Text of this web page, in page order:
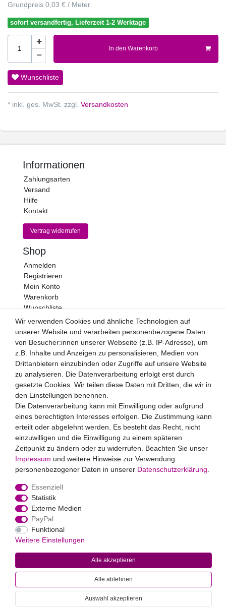
Grundpreis 0,03 € / Meter
sofort versandfertig, Lieferzeit 1-2 Werktage
In den Warenkorb
Wunschliste
* inkl. ges. MwSt. zzgl. Versandkosten
Informationen
Zahlungsarten
Versand
Hilfe
Kontakt
Vertrag widerrufen
Shop
Anmelden
Registrieren
Mein Konto
Warenkorb
Wunschliste
Newsletter
E-MAIL **
Newsletter
Honig
Hiermit bestätige ich, dass ich dieDaten­schutz­erklärung
gelesen habe. Meine Einwilligung kann ich jederzeit
widerrufen.**
Abonnieren
Zahlungsarten
Widerrufs­recht
Markus Baur Premium Weddings. Alle Rechte vorbehalten.
Alle Preise inklusive gesetzlicher Mehrwertsteuer und
Versandkosten. * Pflichtfeld
Wir verwenden Cookies und ähnliche Technologien auf
unserer Website und verarbeiten personenbezogene Daten
von Besucher:innen unserer Webseite (z.B. IP-Adresse), um
z.B. Inhalte und Anzeigen zu personalisieren, Medien von
Drittanbietern einzubinden oder Zugriffe auf unsere Website
zu analysieren. Die Datenverarbeitung erfolgt erst durch
gesetzte Cookies. Wir teilen diese Daten mit Dritten, die wir in
den Einstellungen benennen.
Die Datenverarbeitung kann mit Einwilligung oder aufgrund
eines berechtigten Interesses erfolgen. Die Zustimmung kann
erteilt oder abgelehnt werden. Es besteht das Recht, nicht
einzuwilligen und die Einwilligung zu einem späteren
Zeitpunkt zu ändern oder zu widerrufen. Beachten Sie unser
Impressum und weitere Hinweise zur Verwendung
personenbezogener Daten in unserer Daten­schutz­erklärung
Essenziell
Statistik
Externe Medien
PayPal
Funktional
Weitere Einstellungen
Alle akzeptieren
Alle ablehnen
Auswahl akzeptieren